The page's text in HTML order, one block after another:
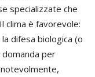
specializzate che
clima è favorevole:
difesa biologica (o
domanda per